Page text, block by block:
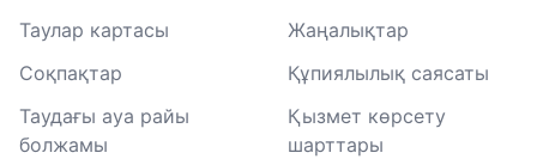
Таулар картасы
Соқпақтар
Таудағы ауа райы
болжамы
Жаңалықтар
Құпиялылық саясаты
Қызмет көрсету
шарттары